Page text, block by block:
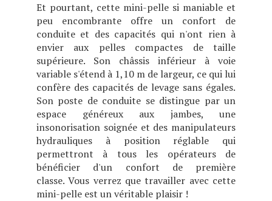
Et pourtant, cette mini-pelle si maniable et
peu encombrante offre un confort de
conduite et des capacités qui n'ont rien à
envier aux pelles compactes de taille
supérieure. Son châssis inférieur à voie
variable s'étend à 1,10 m de largeur, ce qui lui
confère des capacités de levage sans égales.
Son poste de conduite se distingue par un
espace généreux aux jambes, une
insonorisation soignée et des manipulateurs
hydrauliques à position réglable qui
permettront à tous les opérateurs de
bénéficier d'un confort de première
classe.Vous verrez que travailler avec cette
mini-pelle est un véritable plaisir !